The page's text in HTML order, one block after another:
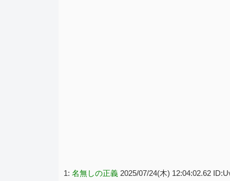
1: 名無しの正義 2025/07/24(木) 12:04:02.62